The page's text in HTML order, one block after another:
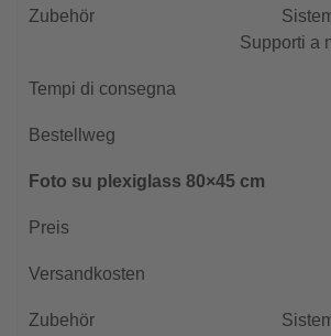
Supporti a
Foto su plexiglass 80×45 cm